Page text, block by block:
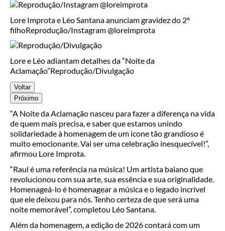
Lore Improta e Léo Santana anunciam gravidez do 2º
filhoReprodução/Instagram @loreimprota
Lore e Léo adiantam detalhes da “Noite da
Aclamação”Reprodução/Divulgação
Voltar
Próximo
“A Noite da Aclamação nasceu para fazer a diferença na vida
de quem mais precisa, e saber que estamos unindo
solidariedade à homenagem de um ícone tão grandioso é
muito emocionante. Vai ser uma celebração inesquecível!”,
afirmou Lore Improta.
“Raul é uma referência na música! Um artista baiano que
revolucionou com sua arte, sua essência e sua originalidade.
Homenageá-lo é homenagear a música e o legado incrível
que ele deixou para nós. Tenho certeza de que será uma
noite memorável”, completou Léo Santana.
Além da homenagem, a edição de 2026 contará com um